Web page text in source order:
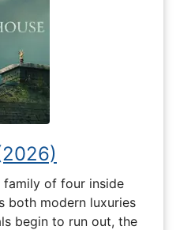
of four inside
both modern luxuries
begin to run out, the